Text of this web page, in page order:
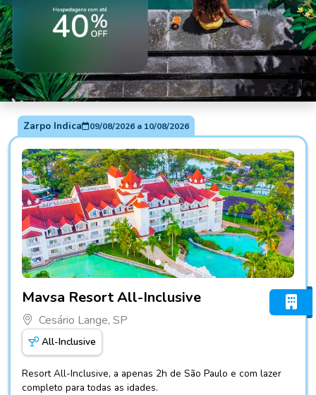
Zarpo Indica 09/08/2026a 10/08/2026
Mavsa Resort All-Inclusive
Cesário Lange, SP
All-Inclusive
Resort All-Inclusive, a apenas 2h de São Paulo e com lazer
completo para todas as idades.